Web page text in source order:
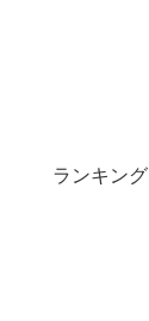
ランキング